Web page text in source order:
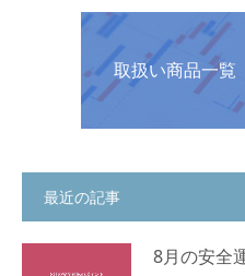
取扱い商品一覧
最近の記事
8月の安全